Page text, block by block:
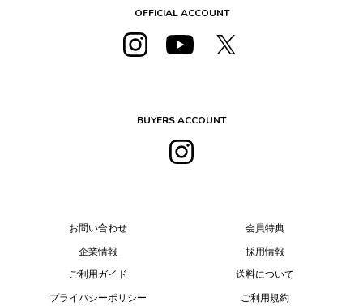
OFFICIAL ACCOUNT
BUYERS ACCOUNT
お問い合わせ
企業情報
ご利用ガイド
プライバシーポリシー
会員特典
採用情報
送料について
ご利用規約